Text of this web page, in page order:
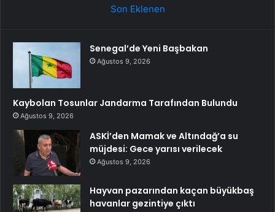
Son Eklenen
Senegal’de Yeni Başbakan
Ağustos 9, 2026
Kaybolan Tosunlar Jandarma Tarafından Bulundu
Ağustos 9, 2026
ASKİ’den Mamak ve Altındağ’a su
müjdesi: Gece yarısı verilecek
Ağustos 9, 2026
Hayvan pazarından kaçan büyükbaş
havanlar gezintiye çıktı